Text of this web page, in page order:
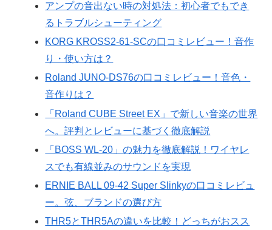
アンプの音出ない時の対処法：初心者でもでき
るトラブルシューティング
KORG KROSS2-61-SCの口コミレビュー！音作
り・使い方は？
Roland JUNO-DS76の口コミレビュー！音色・
音作りは？
「Roland CUBE Street EX」で新しい音楽の世界
へ。評判とレビューに基づく徹底解説
「BOSS WL-20」の魅力を徹底解説！ワイヤレ
スでも有線並みのサウンドを実現
ERNIE BALL 09-42 Super Slinkyの口コミレビュ
ー。弦、ブランドの選び方
THR5とTHR5Aの違いを比較！どっちがおスス